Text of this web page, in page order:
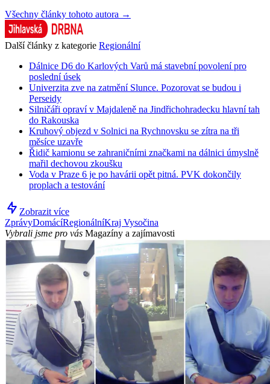
Všechny články tohoto autora →
Další články z kategorie Regionální
Dálnice D6 do Karlových Varů má stavební povolení pro
poslední úsek
Univerzita zve na zatmění Slunce. Pozorovat se budou i
Perseidy
Silničáři opraví v Majdaleně na Jindřichohradecku hlavní tah
do Rakouska
Kruhový objezd v Solnici na Rychnovsku se zítra na tři
měsíce uzavře
Řidič kamionu se zahraničními značkami na dálnici úmyslně
mařil dechovou zkoušku
Voda v Praze 6 je po havárii opět pitná. PVK dokončily
proplach a testování
Zobrazit více
ZprávyDomácíRegionálníKraj Vysočina
Vybrali jsme pro vás Magazíny a zajímavosti